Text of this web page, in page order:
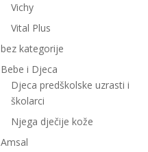
Vichy
Vital Plus
bez kategorije
Bebe i Djeca
Djeca predškolske uzrasti i
školarci
Njega dječije kože
Amsal